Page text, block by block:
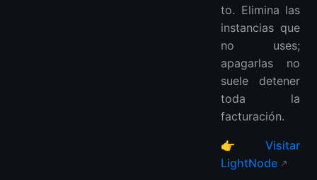
to. Elimina las
instancias que
no uses;
apagarlas no
suele detener
toda la
facturación.
👉 Visitar
LightNode